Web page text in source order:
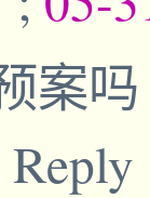
案
Reply